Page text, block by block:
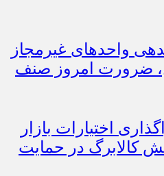
واحدهای غیرمجاز
ضرورت امروز صنف
اختیارات بازار
کالابرگ در حمایت